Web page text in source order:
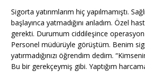
Sigorta yatırımlarım hiç yapılmamıştı.
başlayınca yatmadığını anladım. Özel
gerekti. Durumum ciddileşince
Personel müdürüyle görüştüm. Benim
yatırmadığınızı öğrendim dedim.
Bu bir gerekçeymiş gibi. Yaptığım